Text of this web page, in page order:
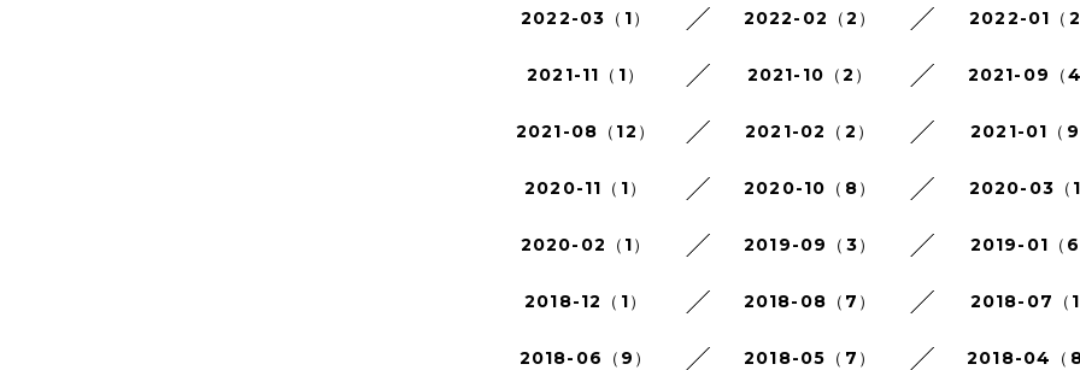
2022-03（1） 2022-02（2） 2022-01（2
2021-11（1） 2021-10（2） 2021-09（4
2021-08（12） 2021-02（2） 2021-01（9
2020-11（1） 2020-10（8） 2020-03（1
2020-02（1） 2019-09（3） 2019-01（6
2018-12（1） 2018-08（7） 2018-07（1
2018-06（9） 2018-05（7） 2018-04（8